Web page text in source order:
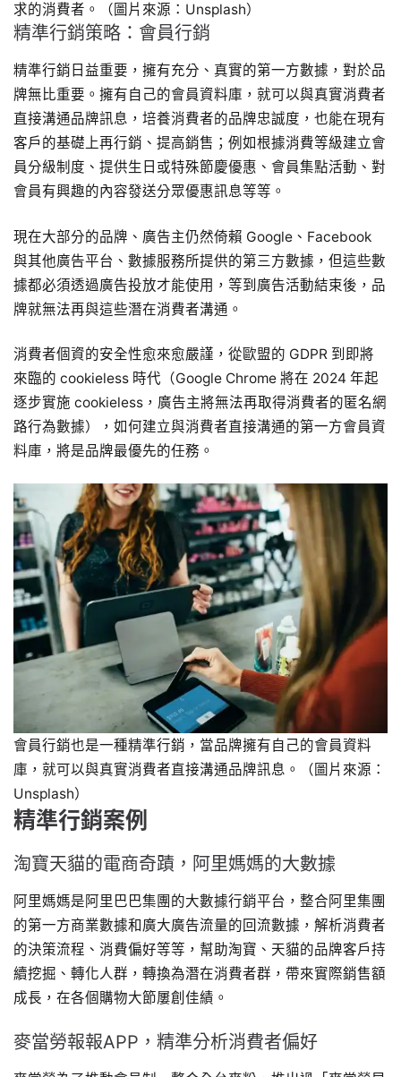
求的消費者。（圖片來源：Unsplash）
精準行銷策略：會員行銷
精準行銷日益重要，擁有充分、真實的第一方數據，對於品
牌無比重要。擁有自己的會員資料庫，就可以與真實消費者
直接溝通品牌訊息，培養消費者的品牌忠誠度，也能在現有
客戶的基礎上再行銷、提高銷售；例如根據消費等級建立會
員分級制度、提供生日或特殊節慶優惠、會員集點活動、對
會員有興趣的內容發送分眾優惠訊息等等。
現在大部分的品牌、廣告主仍然倚賴 Google、Facebook
與其他廣告平台、數據服務所提供的第三方數據，但這些數
據都必須透過廣告投放才能使用，等到廣告活動結束後，品
牌就無法再與這些潛在消費者溝通。
消費者個資的安全性愈來愈嚴謹，從歐盟的 GDPR 到即將
來臨的 cookieless 時代（Google Chrome 將在 2024 年起
逐步實施 cookieless，廣告主將無法再取得消費者的匿名網
路行為數據），如何建立與消費者直接溝通的第一方會員資
料庫，將是品牌最優先的任務。
會員行銷也是一種精準行銷，當品牌擁有自己的會員資料
庫，就可以與真實消費者直接溝通品牌訊息。（圖片來源：
Unsplash）
精準行銷案例
淘寶天貓的電商奇蹟，阿里媽媽的大數據
阿里媽媽是阿里巴巴集團的大數據行銷平台，整合阿里集團
的第一方商業數據和廣大廣告流量的回流數據，解析消費者
的決策流程、消費偏好等等，幫助淘寶、天貓的品牌客戶持
續挖掘、轉化人群，轉換為潛在消費者群，帶來實際銷售額
成長，在各個購物大節屢創佳績。
麥當勞報報APP，精準分析消費者偏好